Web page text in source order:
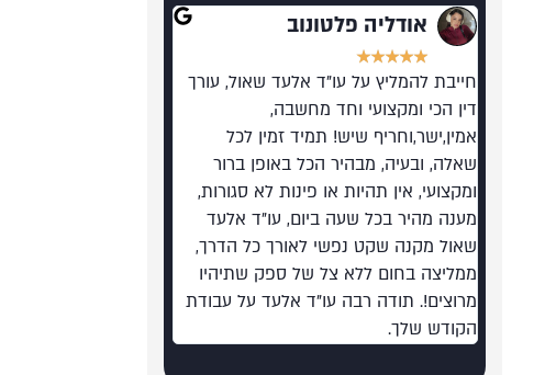
אודליה פלטונוב
★
★
★
★
★
חייבת להמליץ על עו"ד אלעד שאול, עורך
דין הכי ומקצועי וחד מחשבה,
אמין,ישר,וחריף שיש! תמיד זמין לכל
שאלה, ובעיה, מבהיר הכל באופן ברור
ומקצועי, אין תהיות או פינות לא סגורות,
מענה מהיר בכל שעה ביום, עו"ד אלעד
שאול מקנה שקט נפשי לאורך כל הדרך,
ממליצה בחום ללא צל של ספק שתיהיו
מרוצים!. תודה רבה עו"ד אלעד על עבודת
הקודש שלך.